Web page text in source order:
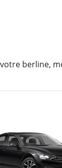
votre berline,